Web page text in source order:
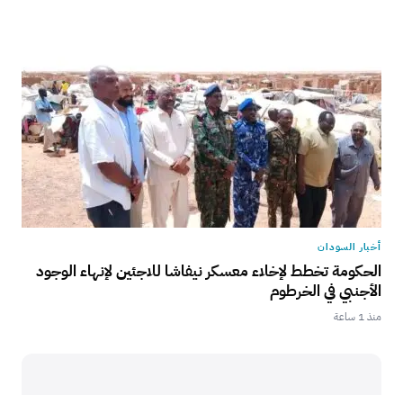
أخبار السودان
الحكومة تخطط لإخلاء معسكر نيفاشا للاجئين لإنهاء الوجود
الأجنبي في الخرطوم
منذ 1 ساعة